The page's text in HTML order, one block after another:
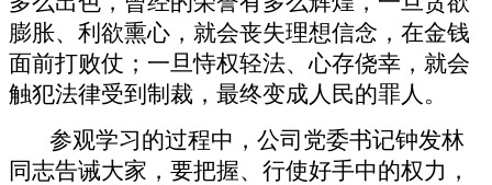
膨胀、利欲熏心，就会丧失理想信念，在金钱
面前打败仗；一旦恃权轻法、心存侥幸，就会
触犯法律受到制裁，最终变成人民的罪人。
参观学习的过程中，公司党委书记钟发林
同志告诫大家，要把握、行使好手中的权力，